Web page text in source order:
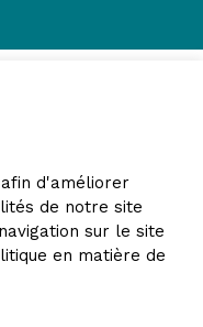
d'améliorer
de notre site
sur le site
en matière de